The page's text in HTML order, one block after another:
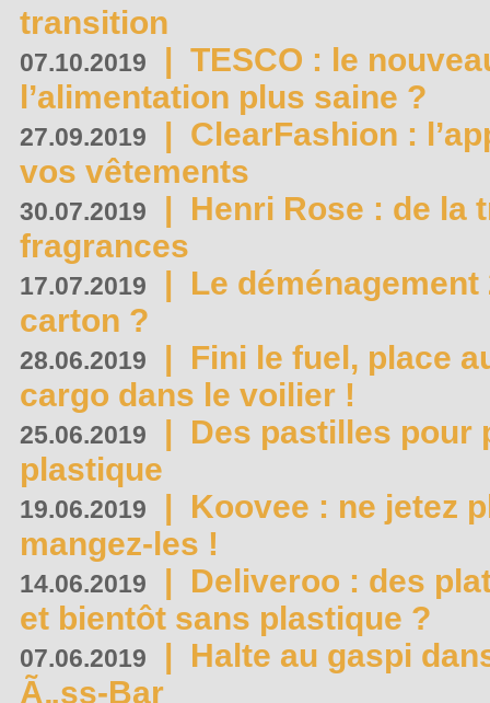
transition
07.10.2019 | TESCO : le
l’alimentation plus saine ?
27.09.2019 | ClearFashion :
vos vêtements
30.07.2019 | Henri Rose : de la
fragrances
17.07.2019 | Le
carton ?
28.06.2019 | Fini le fuel, place
cargo dans le voilier !
25.06.2019 | Des pastilles pour
plastique
19.06.2019 | Koovee : ne jetez
mangez-les !
14.06.2019 | Deliveroo : des
et bientôt sans plastique ?
07.06.2019 | Halte au gaspi
Ã„ss-Bar